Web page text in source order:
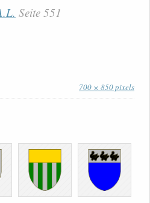
Seite 551
700 × 850 pixels